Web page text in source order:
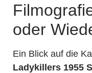
oder
Ein Blick auf die
Ladykillers 1955